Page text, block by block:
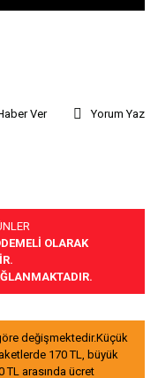
Ver
Yorum Yaz
OLARAK
değişmektedir.Küçük
170 TL, büyük
arasında ücret